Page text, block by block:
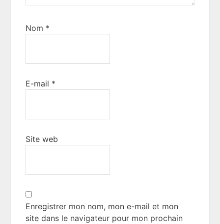
Nom *
E-mail *
Site web
Enregistrer mon nom, mon e-mail et mon
site dans le navigateur pour mon prochain